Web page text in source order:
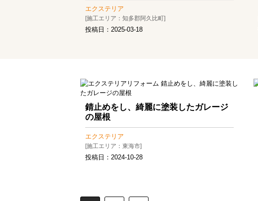
エクステリア
[施工エリア：知多郡阿久比町]
投稿日： 2025-03-18
錆止めをし、綺麗に塗装したガレージ
の屋根
エクステリア
[施工エリア：東海市]
投稿日： 2024-10-28